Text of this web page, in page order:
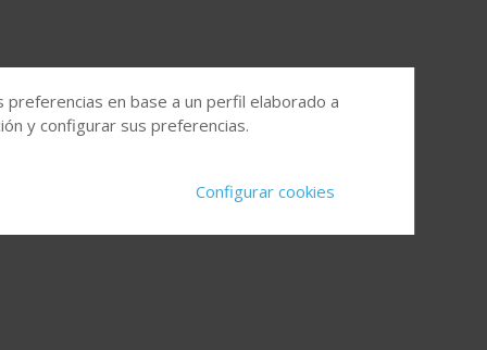
en base a un perfil elaborado a
y configurar sus preferencias.
Configurar cookies